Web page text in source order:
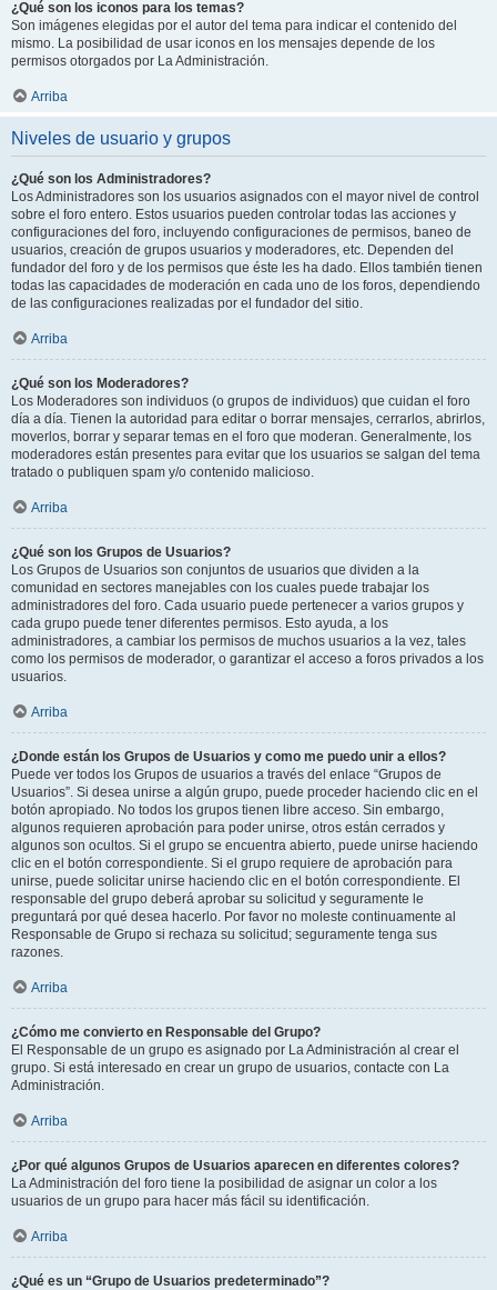
¿Qué son los iconos para los temas?
Son imágenes elegidas por el autor del tema para indicar el contenido del
mismo. La posibilidad de usar iconos en los mensajes depende de los
permisos otorgados por La Administración.
Arriba
Niveles de usuario y grupos
¿Qué son los Administradores?
Los Administradores son los usuarios asignados con el mayor nivel de control
sobre el foro entero. Estos usuarios pueden controlar todas las acciones y
configuraciones del foro, incluyendo configuraciones de permisos, baneo de
usuarios, creación de grupos usuarios y moderadores, etc. Dependen del
fundador del foro y de los permisos que éste les ha dado. Ellos también tienen
todas las capacidades de moderación en cada uno de los foros, dependiendo
de las configuraciones realizadas por el fundador del sitio.
Arriba
¿Qué son los Moderadores?
Los Moderadores son individuos (o grupos de individuos) que cuidan el foro
día a día. Tienen la autoridad para editar o borrar mensajes, cerrarlos, abrirlos,
moverlos, borrar y separar temas en el foro que moderan. Generalmente, los
moderadores están presentes para evitar que los usuarios se salgan del tema
tratado o publiquen spam y/o contenido malicioso.
Arriba
¿Qué son los Grupos de Usuarios?
Los Grupos de Usuarios son conjuntos de usuarios que dividen a la
comunidad en sectores manejables con los cuales puede trabajar los
administradores del foro. Cada usuario puede pertenecer a varios grupos y
cada grupo puede tener diferentes permisos. Esto ayuda, a los
administradores, a cambiar los permisos de muchos usuarios a la vez, tales
como los permisos de moderador, o garantizar el acceso a foros privados a los
usuarios.
Arriba
¿Donde están los Grupos de Usuarios y como me puedo unir a ellos?
Puede ver todos los Grupos de usuarios a través del enlace “Grupos de
Usuarios”. Si desea unirse a algún grupo, puede proceder haciendo clic en el
botón apropiado. No todos los grupos tienen libre acceso. Sin embargo,
algunos requieren aprobación para poder unirse, otros están cerrados y
algunos son ocultos. Si el grupo se encuentra abierto, puede unirse haciendo
clic en el botón correspondiente. Si el grupo requiere de aprobación para
unirse, puede solicitar unirse haciendo clic en el botón correspondiente. El
responsable del grupo deberá aprobar su solicitud y seguramente le
preguntará por qué desea hacerlo. Por favor no moleste continuamente al
Responsable de Grupo si rechaza su solicitud; seguramente tenga sus
razones.
Arriba
¿Cómo me convierto en Responsable del Grupo?
El Responsable de un grupo es asignado por La Administración al crear el
grupo. Si está interesado en crear un grupo de usuarios, contacte con La
Administración.
Arriba
¿Por qué algunos Grupos de Usuarios aparecen en diferentes colores?
La Administración del foro tiene la posibilidad de asignar un color a los
usuarios de un grupo para hacer más fácil su identificación.
Arriba
¿Qué es un “Grupo de Usuarios predeterminado”?